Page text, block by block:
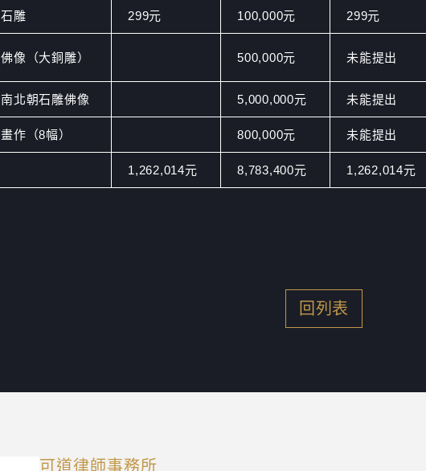
石雕 299元 100,000元 299元
佛像（大銅雕） 500,000元 未能提出
南北朝石雕佛像 5,000,000元 未能提出
畫作（8幅） 800,000元 未能提出
1,262,014元 8,783,400元 1,262,014元
回列表
可道律師事務所